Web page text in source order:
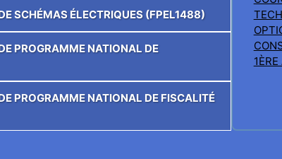
SCHÉMAS ÉLECTRIQUES (FPEL1488)
PROGRAMME NATIONAL DE
PROGRAMME NATIONAL DE FISCALITÉ